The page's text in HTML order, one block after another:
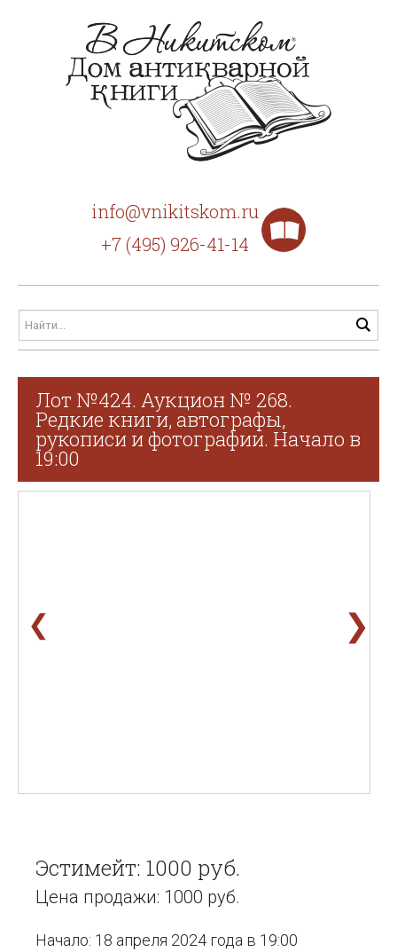
info@vnikitskom.ru
+7 (495) 926-41-14
Лот №424. Аукцион № 268.
Редкие книги, автографы,
рукописи и фотографии. Начало в
19:00
❮ ❯
Эстимейт: 1000 руб.
Цена продажи: 1000 руб.
Начало: 18 апреля 2024 года в 19:00